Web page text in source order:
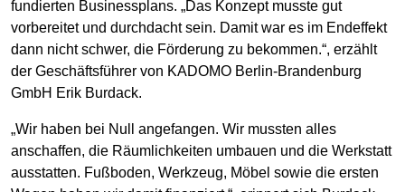
fundierten Businessplans. „Das Konzept musste gut
vorbereitet und durchdacht sein. Damit war es im Endeffekt
dann nicht schwer, die Förderung zu bekommen.“, erzählt
der Geschäftsführer von KADOMO Berlin-Brandenburg
GmbH Erik Burdack.
„Wir haben bei Null angefangen. Wir mussten alles
anschaffen, die Räumlichkeiten umbauen und die Werkstatt
ausstatten. Fußboden, Werkzeug, Möbel sowie die ersten